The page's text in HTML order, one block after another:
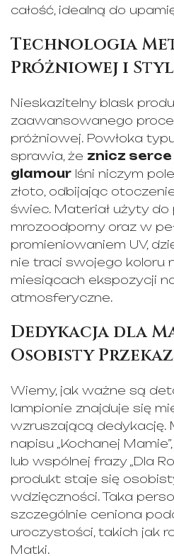
całość, idealną do
Technologia
Próżniowej i
Nieskazitelny blask
zaawansowanego
próżniowej. Powłoka
sprawia, że znicz
glamour lśni niczym
złoto, odbijając
świec. Materiał użyty
mrozoodporny oraz w
promieniowaniem UV,
nie traci swojego koloru
miesiącach ekspozycji
atmosferyczne.
Dedykacja dla
Osobisty Przekaz
Wiemy, jak ważne są
lampionie znajduje się
wzruszającą dedykację.
napisu „Kochanej
lub wspólnej frazy „Dla
produkt staje się
wdzięczności. Taka
szczególnie ceniona
uroczystości, takich jak
Matki.